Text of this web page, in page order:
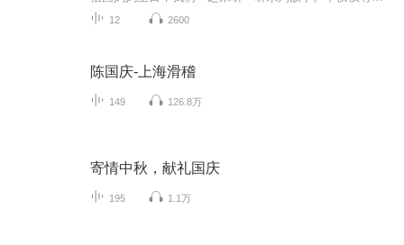
12 2600
陈国庆-上海滑稽
149 126.8万
寄情中秋，献礼国庆
195 1.1万